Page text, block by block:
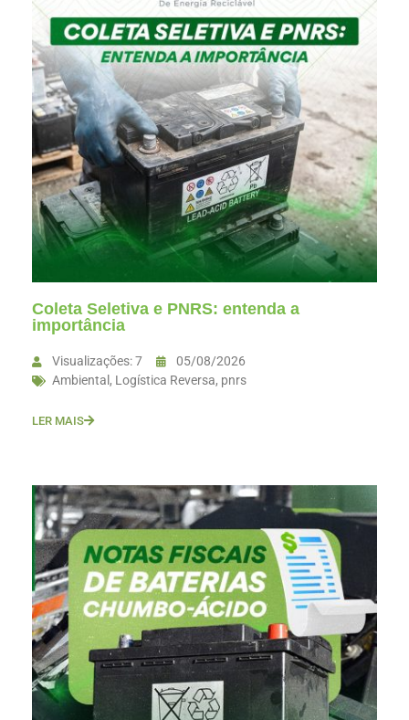
Coleta Seletiva e PNRS: entenda a
importância
Visualizações: 7
05/08/2026
Ambiental , Logística Reversa, pnrs
LER MAIS